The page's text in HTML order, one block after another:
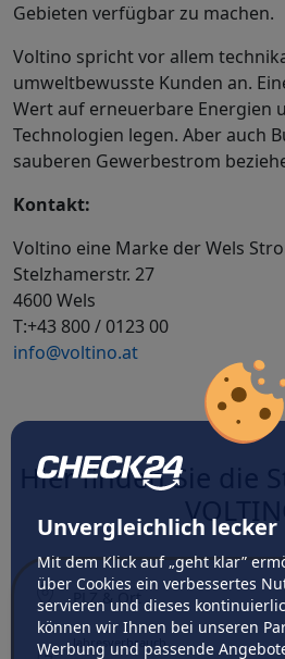
Unvergleichlich lecker
Mit dem Klick auf „geht klar”
über Cookies ein verbessertes
servieren und dieses
können wir Ihnen bei unseren
Werbung und passende
Gebieten verfügbar zu machen.
Voltino spricht vor allem
umweltbewusste Kunden an.
Wert auf erneuerbare Energien
Technologien legen. Aber auch
sauberen Gewerbestrom
Kontakt:
Voltino eine Marke der Wels
Stelzhamerstr. 27
4600 Wels
T:+43 800 / 0123 00
info@voltino.at
Hier finden Sie die
VOLTINO
PLZ & Ort
Ort
Netzbetreiber
Jahresverbrauch